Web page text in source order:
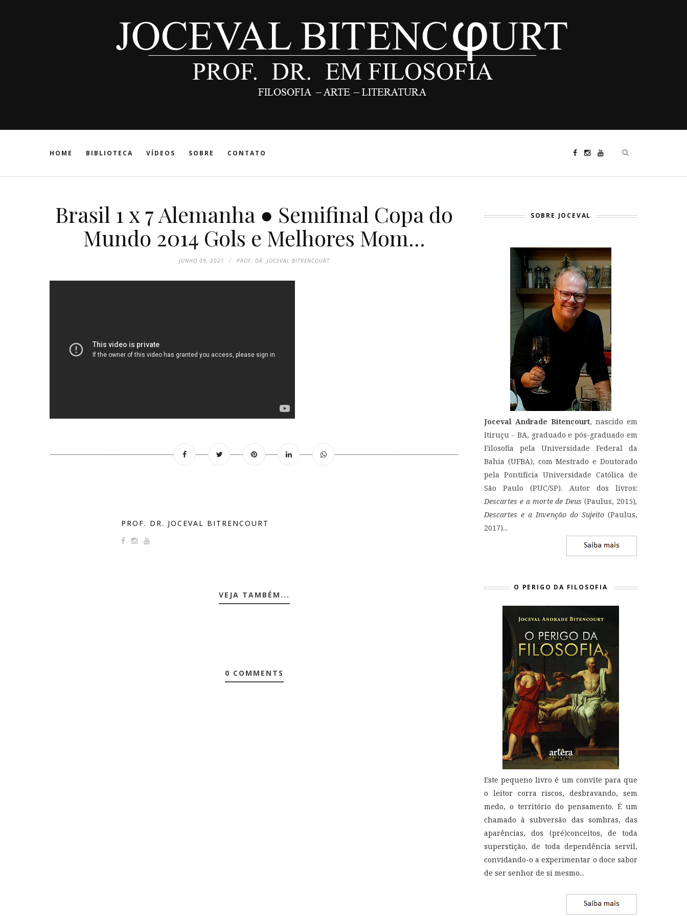
HOME BIBLIOTECA VÍDEOS SOBRE CONTATO
Brasil 1 x 7 Alemanha ● Semifinal Copa do
Mundo 2014 Gols e Melhores Mom...
JUNHO 09, 2021 PROF. DR. JOCEVAL BITRENCOURT
PROF. DR. JOCEVAL BITRENCOURT
VEJA TAMBÉM...
0 COMMENTS
SOBRE JOCEVAL
Joceval Andrade Bitencourt, nascido em
Itiruçu - BA, graduado e pós-graduado em
Filosofia pela Universidade Federal da
Bahia (UFBA), com Mestrado e Doutorado
pela Pontifícia Universidade Católica de
São Paulo (PUC/SP). Autor dos livros:
Descartes e a morte de Deus(Paulus, 2015),
Descartes e a Invenção do Sujeito (Paulus,
2017)...
O PERIGO DA FILOSOFIA
Este pequeno livro é um convite para que
o leitor corra riscos, desbravando, sem
medo, o território do pensamento. É um
chamado à subversão das sombras, das
aparências, dos (pré)conceitos, de toda
superstição, de toda dependência servil,
convidando-o a experimentar o doce sabor
de ser senhor de si mesmo...